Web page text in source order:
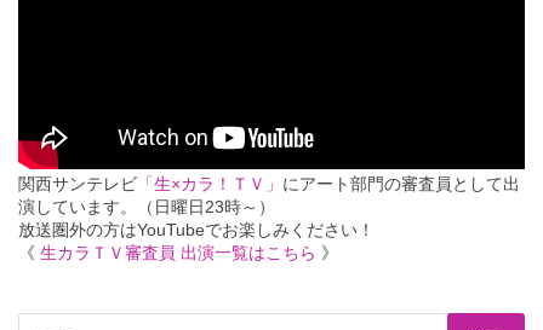
関西サンテレビ 「生×カラ！ＴＶ」 にアート部門の審査員として出
演しています。（日曜日23時～）
放送圏外の方はYouTubeでお楽しみください！
《 生カラＴＶ審査員 出演一覧はこちら 》